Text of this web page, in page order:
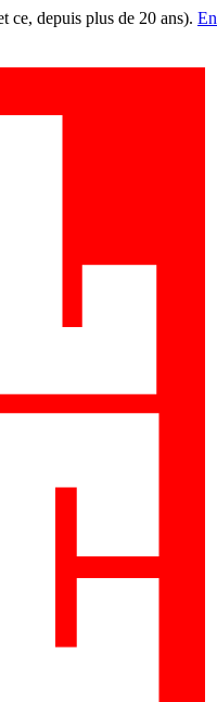
ce, depuis plus de 20 ans).